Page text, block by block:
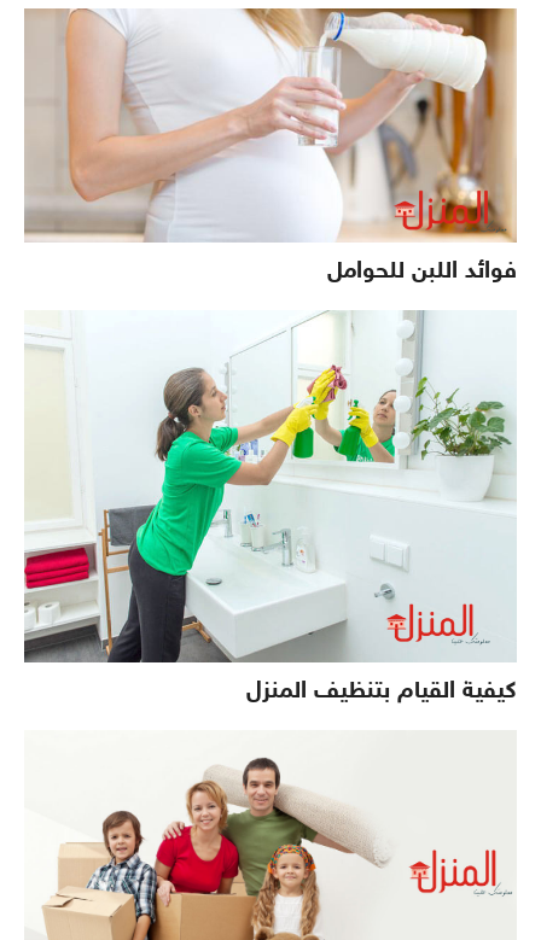
فوائد اللبن للحوامل
كيفية القيام بتنظيف المنزل